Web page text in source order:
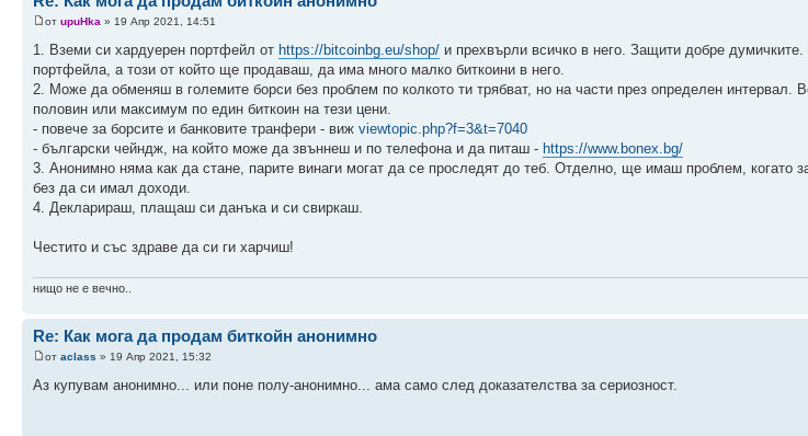
от upuHka » 19 Апр 2021, 14:51
1. Вземи си хардуерен портфейл от https://bitcoinbg.eu/shop/ и прехвърли всичко в него. Защити добре
портфейла, а този от който ще продаваш, да има много малко биткоини в него.
2. Може да обменяш в големите борси без проблем по колкото ти трябват, но на части през определен интервал.
половин или максимум по един биткоин на тези цени.
- повече за борсите и банковите транфери - виж viewtopic.php?f=3&t=7040
- български чейндж, на който може да звъннеш и по телефона и да питаш - https://www.bonex.bg/
3. Анонимно няма как да стане, парите винаги могат да се проследят до теб. Отделно, ще имаш проблем, когато
без да си имал доходи.
4. Декларираш, плащаш си данъка и си свиркаш.
Честито и със здраве да си ги харчиш!
нищо не е вечно..
Re: Как мога да продам биткойн анонимно
от aclass » 19 Апр 2021, 15:32
Аз купувам анонимно... или поне полу-анонимно... ама само след доказателства за сериозност.